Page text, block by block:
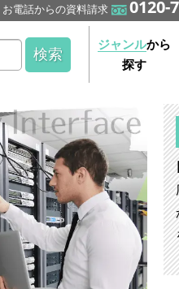
お電話からの資料請求 0120-
ジャンルから
探す